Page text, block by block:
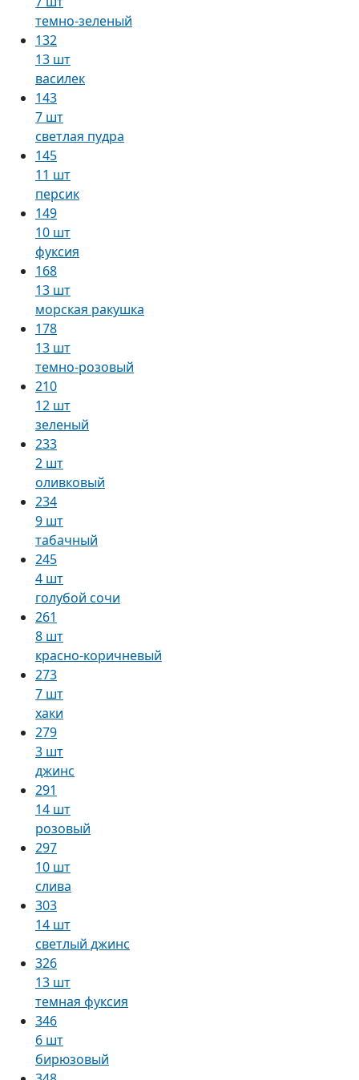
темно-зеленый
132
13 шт
василек
143
7 шт
светлая пудра
145
11 шт
персик
149
10 шт
фуксия
168
13 шт
морская ракушка
178
13 шт
темно-розовый
210
12 шт
зеленый
233
2 шт
оливковый
234
9 шт
табачный
245
4 шт
голубой сочи
261
8 шт
красно-коричневый
273
7 шт
хаки
279
3 шт
джинс
291
14 шт
розовый
297
10 шт
слива
303
14 шт
светлый джинс
326
13 шт
темная фуксия
346
6 шт
бирюзовый